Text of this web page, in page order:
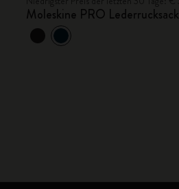
Moleskine PRO Lederrucksack